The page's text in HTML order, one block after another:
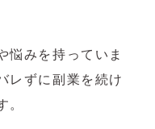
悩みを持っていま
レずに副業を続け
。